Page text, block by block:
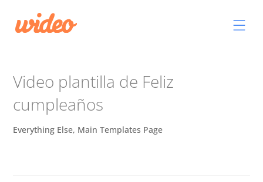
Video plantilla de Feliz
cumpleaños
Everything Else, Main Templates Page